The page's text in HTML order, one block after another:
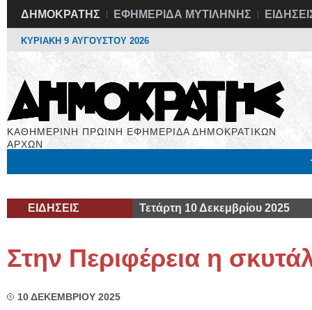
ΔΗΜΟΚΡΑΤΗΣ ΕΦΗΜΕΡΙΔΑ ΜΥΤΙΛΗΝΗΣ
ΚΥΡΙΑΚΗ 9 ΑΥΓΟΥΣΤΟΥ 2026
ΚΑΘΗΜΕΡΙΝΗ ΠΡΩΙΝΗ ΕΦΗΜΕΡΙΔΑ ΔΗΜΟΚΡΑΤΙΚΩΝ
ΑΡΧΩΝ
ΕΙΔΗΣΕΙΣ Τετάρτη 10 Δεκεμβρίου 2025
Στην Περιφέρεια η
10 ΔΕΚΕΜΒΡΙΟΥ 2025